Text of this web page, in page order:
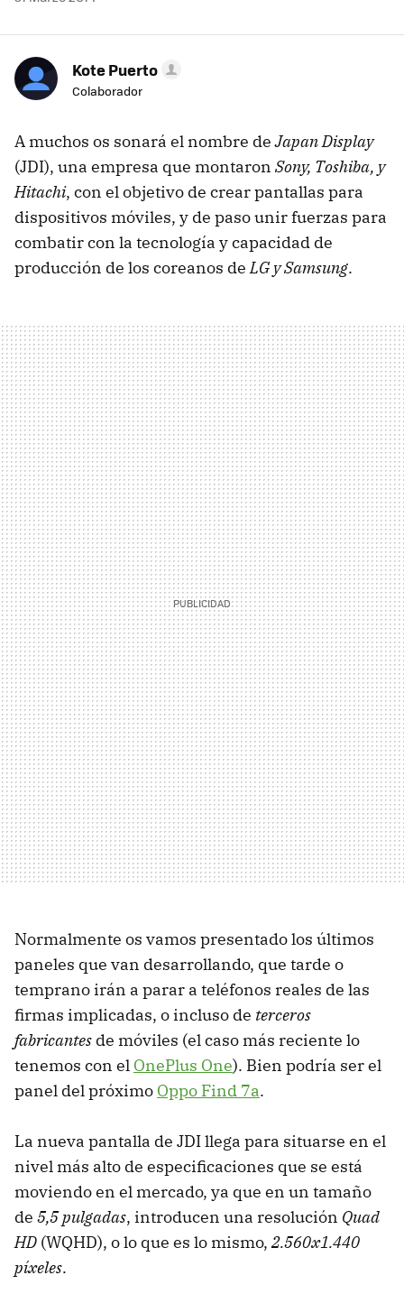
Kote Puerto
Colaborador
A muchos os sonará el nombre deJapan Display
(JDI), una empresa que montaron Sony, Toshiba, y
Hitachi, con el objetivo de crear pantallas para
dispositivos móviles, y de paso unir fuerzas para
combatir con la tecnología y capacidad de
producción de los coreanos deLG y Samsung.
Normalmente os vamos presentado los últimos
paneles que van desarrollando, que tarde o
temprano irán a parar a teléfonos reales de las
firmas implicadas, o incluso de terceros
fabricantes de móviles (el caso más reciente lo
tenemos con el OnePlus One). Bien podría ser el
panel del próximo Oppo Find 7a.
La nueva pantalla de JDI llega para situarse en el
nivel más alto de especificaciones que se está
moviendo en el mercado, ya que en un tamaño
de 5,5 pulgadas, introducen una resolución Quad
HD (WQHD), o lo que es lo mismo,2.560x1.440
píxeles.